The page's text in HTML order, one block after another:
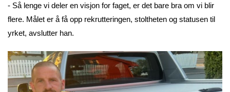
- Så lenge vi deler en visjon for faget, er det bare bra om vi blir
flere. Målet er å få opp rekrutteringen, stoltheten og statusen til
yrket, avslutter han.